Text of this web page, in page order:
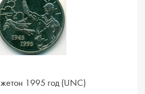
1995 год (UNC)